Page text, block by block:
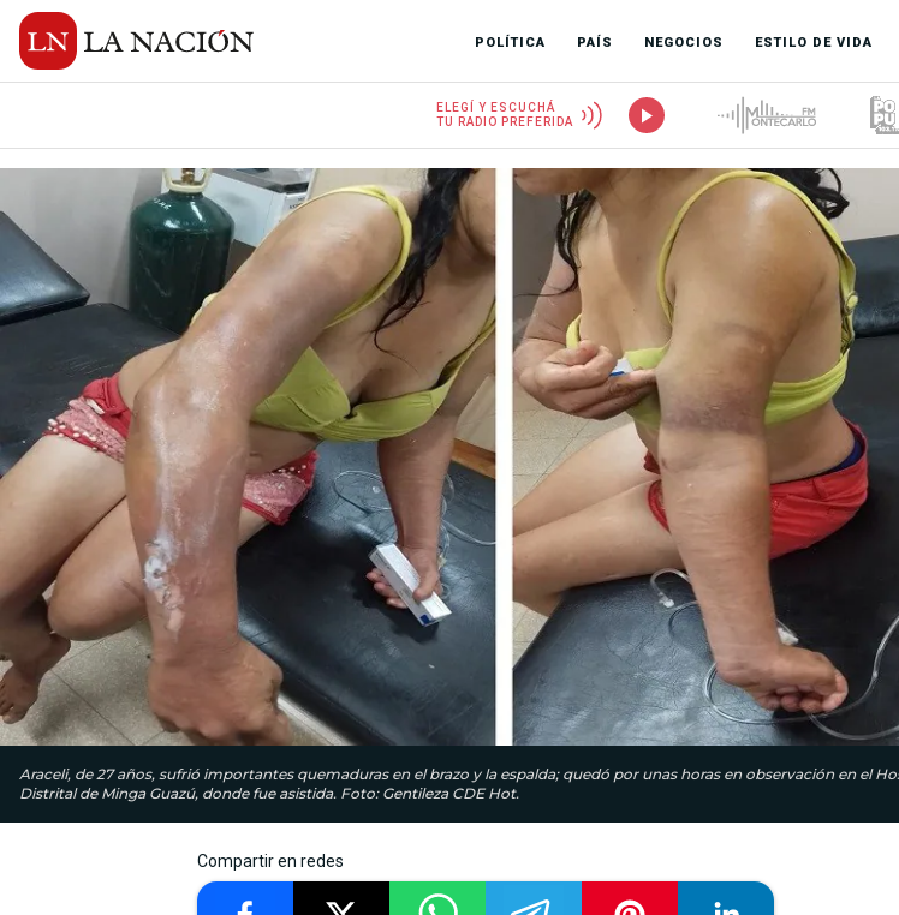
POLÍTICA PAÍS NEGOCIOS ESTILO DE VIDA
ELEGÍ Y ESCUCHÁ
TU RADIO PREFERIDA
Araceli, de 27 años, sufrió importantes quemaduras en el brazo y la espalda; quedó por unas horas en observación en el
Distrital de Minga Guazú, donde fue asistida. Foto: Gentileza CDE Hot.
Compartir en redes